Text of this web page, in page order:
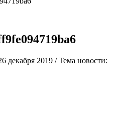
декабря 2019 /Тема новости: